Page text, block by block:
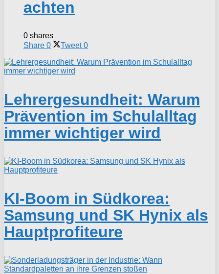
achten
0 shares
Share 0 Tweet 0
Lehrergesundheit: Warum
Prävention im Schulalltag
immer wichtiger wird
KI-Boom in Südkorea:
Samsung und SK Hynix als
Hauptprofiteure